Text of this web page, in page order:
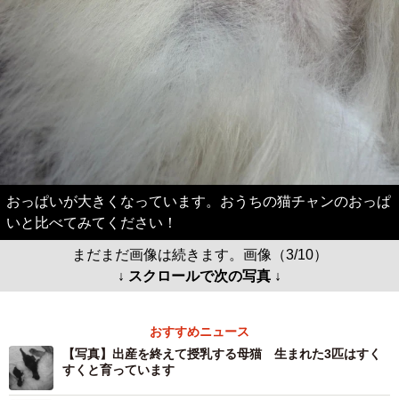
おっぱいが大きくなっています。おうちの猫チャンのおっぱ
いと比べてみてください！
まだまだ画像は続きます。画像（3/10）
↓ スクロールで次の写真 ↓
おすすめニュース
【写真】出産を終えて授乳する母猫 生まれた3匹はすく
すくと育っています